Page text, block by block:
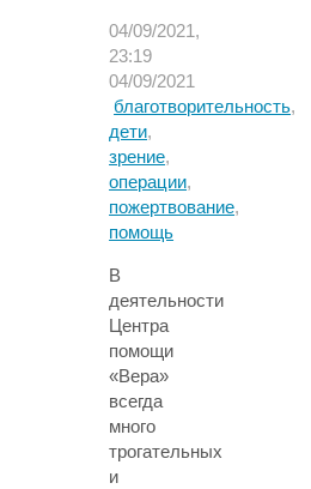
04/09/2021,
23:19
04/09/2021
благотворительность,
дети,
зрение,
операции,
пожертвование,
помощь
В
деятельности
Центра
помощи
«Вера»
всегда
много
трогательных
и